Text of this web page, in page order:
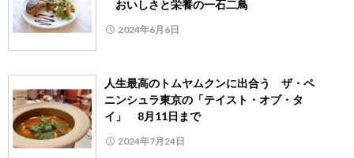
おいしさと栄養の一石二鳥
2024年6月6日
人生最高のトムヤムクンに出合う ザ・ペ
ニンシュラ東京の「テイスト・オブ・タ
イ」 8月11日まで
2024年7月24日